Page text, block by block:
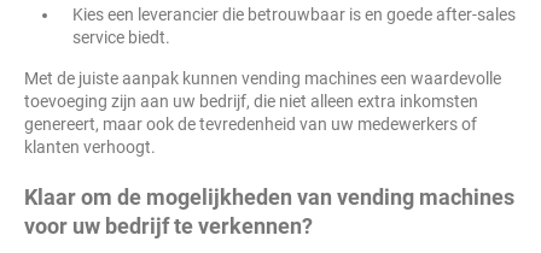
Kies een leverancier die betrouwbaar is en goede after-sales
service biedt.
Met de juiste aanpak kunnen vending machines een waardevolle
toevoeging zijn aan uw bedrijf, die niet alleen extra inkomsten
genereert, maar ook de tevredenheid van uw medewerkers of
klanten verhoogt.
Klaar om de mogelijkheden van vending machines
voor uw bedrijf te verkennen?